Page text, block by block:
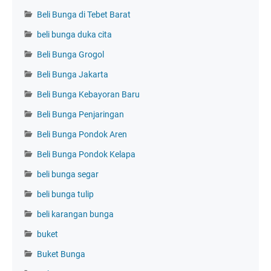
Beli Bunga di Tebet Barat
beli bunga duka cita
Beli Bunga Grogol
Beli Bunga Jakarta
Beli Bunga Kebayoran Baru
Beli Bunga Penjaringan
Beli Bunga Pondok Aren
Beli Bunga Pondok Kelapa
beli bunga segar
beli bunga tulip
beli karangan bunga
buket
Buket Bunga